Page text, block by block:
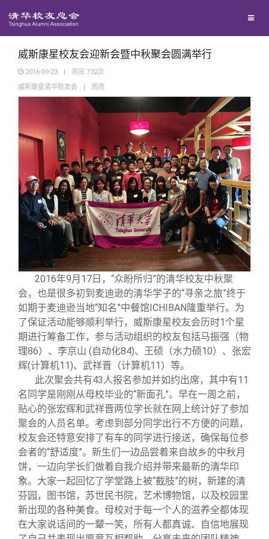
地区联络
年级联络
院系校友工作
专业委员会
兴趣群体
西南联大校友会
回馈母校
捐赠项目
捐赠新闻
捐赠纪事
捐赠方法
义工计划
媒体平台
《清华校友通讯》
《水木清华》
我要订阅
新媒体平台
百年清华
清华人物
清华故事
青春风采
校友文苑
校友讲坛
校友视界
校友服务
终身学习
信息化服务
三创大赛
实用信息
校友总会
总会简介
会长致辞
总会章程
理事会名单
制度法规
联系我们
关闭
威斯康星校友会迎新会暨中秋聚会圆满举行
2016-09-23 | 浏览 732次
威斯康星清华校友会
| 周雨
2016年9月17日，“众盼所归”的清华校友中秋聚
会，也是很多初到麦迪逊的清华学子的“寻亲之旅”终于
如期于麦迪逊当地“知名”中餐馆ICHIBAN隆重举行。为
了保证活动能够顺利举行，威斯康星校友会历时1个星
期进行筹备工作，参与活动组织的校友包括马振强（物
理86）、李京山 (自动化84)、王硕（水力硕10）、张宏
辉(计算机11)、武祥晋（计算机11）等。
此次聚会共有43人报名参加并如约出席，其中有11
名同学是刚刚从母校毕业的“新面孔”。早在一周之前，
贴心的张宏辉和武祥晋两位学长就在网上统计好了参加
聚会的人员名单。考虑到部分同学出行不方便的问题，
校友会还特意安排了有车的同学进行接送，确保每位参
会者的“舒适度”。新生们一边品尝着来自故乡的中秋月
饼，一边向学长们做着自我介绍并带来最新的清华印
象。大家一起回忆了学堂路上被“截肢”的树，新建的清
芬园，图书馆，苏世民书院，艺术博物馆，以及校园里
新出现的各种美食。母校对于每一个人的滋养全都体现
在大家说话间的一颦一笑，所有人都真诚、自信地展现